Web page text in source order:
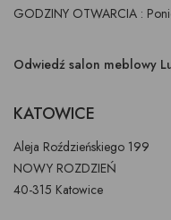
GODZINY OTWARCIA :
Odwiedź salon meblowy
KATOWICE
Aleja Roździeńskiego 199
NOWY ROZDZIEŃ
40-315 Katowice